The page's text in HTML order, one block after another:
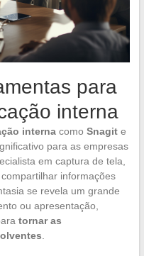
para
interna
internacomo Snagite
para as empresas
em captura de tela,
informações
se revela um grande
ou apresentação,
tornar as
.